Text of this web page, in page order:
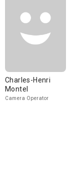
Charles-Henri
Montel
Camera Operator